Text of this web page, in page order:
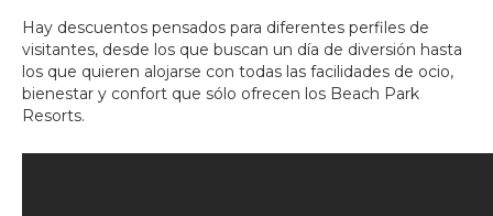
Hay descuentos pensados para diferentes perfiles de
visitantes, desde los que buscan un día de diversión hasta
los que quieren alojarse con todas las facilidades de ocio,
bienestar y confort que sólo ofrecen los Beach Park
Resorts.